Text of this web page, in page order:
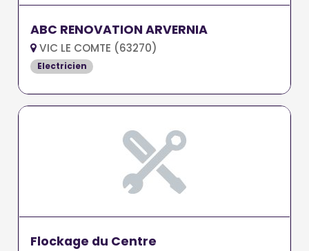
ABC RENOVATION ARVERNIA
VIC LE COMTE (63270)
Electricien
Flockage du Centre